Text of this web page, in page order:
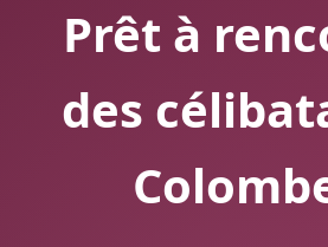
Prêt à
des